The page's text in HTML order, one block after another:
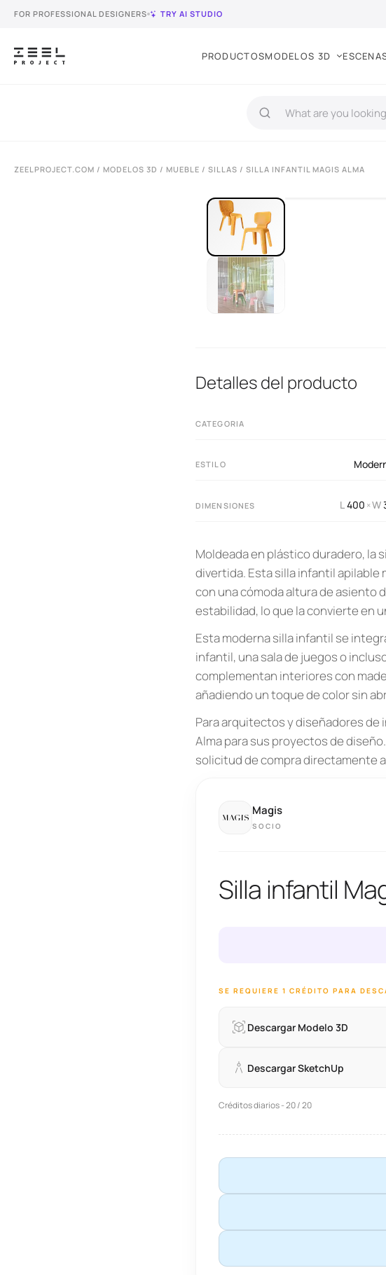
FOR PROFESSIONAL DESIGNERS TRY AI STUDIO
PRODUCTOSMODELOS 3D
ZEELPROJECT.COM / MODELOS 3D / MUEBLE / SILLAS / SILLA INFANTIL MAGIS ALMA
Detalles del producto
CATEGORIA
ESTILO
DIMENSIONES L400 ×W
Moldeada en plástico duradero, la
divertida. Esta silla infantil apilable
con una cómoda altura de asiento
estabilidad, lo que la convierte en
Esta moderna silla infantil se
infantil, una sala de juegos o
complementan interiores con
añadiendo un toque de color sin
Para arquitectos y diseñadores de
Alma para sus proyectos de
solicitud de compra directamente
Magis
SOCIO
Silla infantil
SE REQUIERE 1 CRÉDITO PARA
Descargar Modelo 3D
Descargar SketchUp
Créditos diarios - 20 / 20